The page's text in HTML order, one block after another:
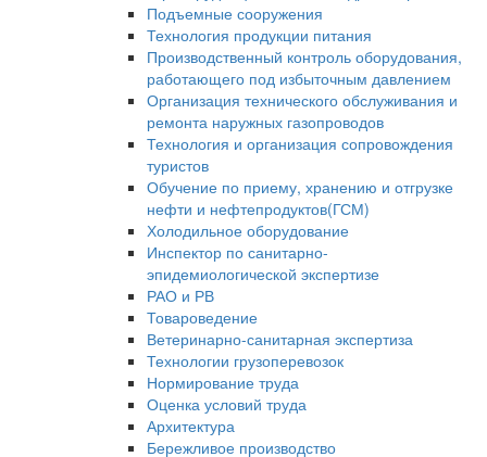
Подъемные сооружения
Технология продукции питания
Производственный контроль оборудования,
работающего под избыточным давлением
Организация технического обслуживания и
ремонта наружных газопроводов
Технология и организация сопровождения
туристов
Обучение по приему, хранению и отгрузке
нефти и нефтепродуктов(ГСМ)
Холодильное оборудование
Инспектор по санитарно-
эпидемиологической экспертизе
РАО и РВ
Товароведение
Ветеринарно-санитарная экспертиза
Технологии грузоперевозок
Нормирование труда
Оценка условий труда
Архитектура
Бережливое производство